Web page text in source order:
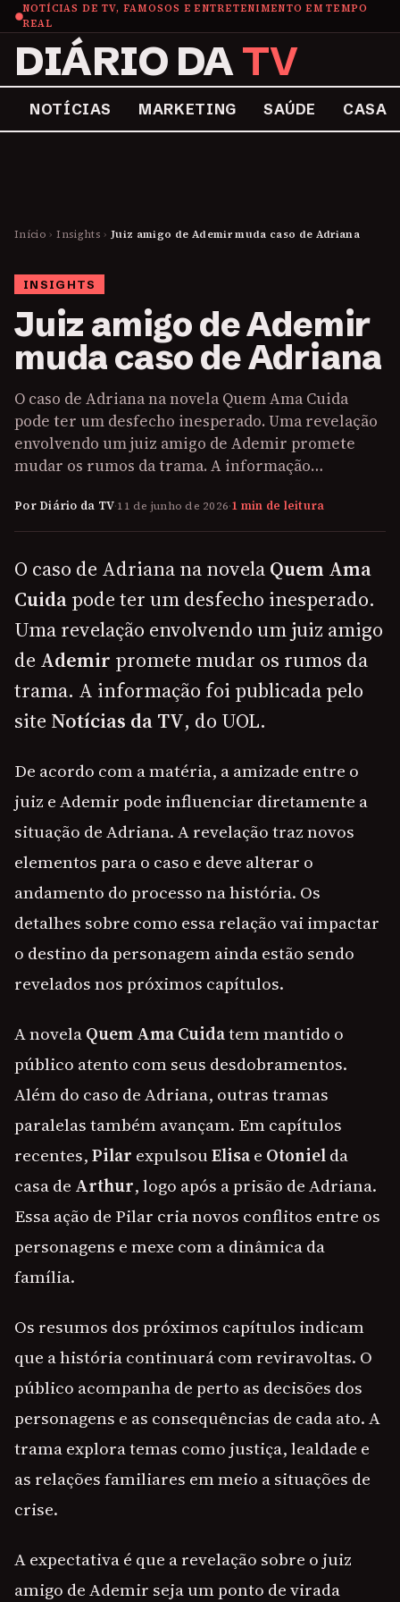
NOTÍCIAS DE TV, FAMOSOS E ENTRETENIMENTO EM TEMPO
REAL
DIÁRIO DATV
NOTÍCIAS MARKETING SAÚDE CASA
Início › Insights › Juiz amigo de Ademir muda caso de Adriana
INSIGHTS
Juiz amigo de Ademir
muda caso de Adriana
O caso de Adriana na novela Quem Ama Cuida
pode ter um desfecho inesperado. Uma revelação
envolvendo um juiz amigo de Ademir promete
mudar os rumos da trama. A informação…
Por Diário da TV·11 de junho de 2026·1 min de leitura
O caso de Adriana na novela Quem Ama
Cuida pode ter um desfecho inesperado.
Uma revelação envolvendo um juiz amigo
de Ademir promete mudar os rumos da
trama. A informação foi publicada pelo
site Notícias da TV, do UOL.
De acordo com a matéria, a amizade entre o
juiz e Ademir pode influenciar diretamente a
situação de Adriana. A revelação traz novos
elementos para o caso e deve alterar o
andamento do processo na história. Os
detalhes sobre como essa relação vai impactar
o destino da personagem ainda estão sendo
revelados nos próximos capítulos.
A novelaQuem Ama Cuidatem mantido o
público atento com seus desdobramentos.
Além do caso de Adriana, outras tramas
paralelas também avançam. Em capítulos
recentes,Pilar expulsouElisae Otonielda
casa de Arthur, logo após a prisão de Adriana.
Essa ação de Pilar cria novos conflitos entre os
personagens e mexe com a dinâmica da
família.
Os resumos dos próximos capítulos indicam
que a história continuará com reviravoltas. O
público acompanha de perto as decisões dos
personagens e as consequências de cada ato. A
trama explora temas como justiça, lealdade e
as relações familiares em meio a situações de
crise.
A expectativa é que a revelação sobre o juiz
amigo de Ademir seja um ponto de virada